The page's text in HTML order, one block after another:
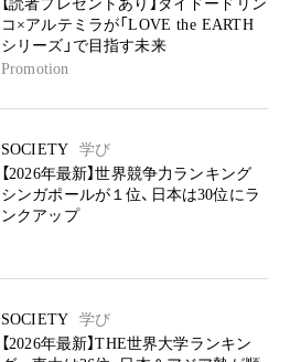
【読者プレゼントあり】ダイドードリン
コ×アルテミラが「LOVE the EARTH
シリーズ」で目指す未来
Promotion
SOCIETY
学び
【2026年最新】世界競争力ランキング
シンガポールが１位、日本は30位にラ
ンクアップ
SOCIETY
学び
【2026年最新】THE世界大学ランキン